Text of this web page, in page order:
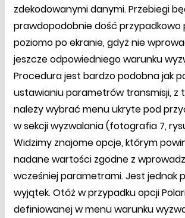
zdekodowanymi danymi. Przebiegi
prawdopodobnie dość przypadkowo
poziomo po ekranie, gdyż nie
jeszcze odpowiedniego warunku
Procedura jest bardzo podobna jak
ustawianiu parametrów transmisji, z
należy wybrać menu ukryte pod
w sekcji wyzwalania (fotografia 7,
Widzimy znajome opcje, którym
nadane wartości zgodne z
wcześniej parametrami. Jest jednak
wyjątek. Otóż w przypadku opcji
definiowanej w menu warunku